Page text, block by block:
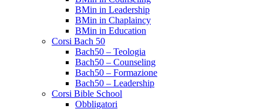
BMin in Leadership
BMin in Chaplaincy
BMin in Education
Corsi Bach 50
Bach50 – Teologia
Bach50 – Counseling
Bach50 – Formazione
Bach50 – Leadership
Corsi Bible School
Obbligatori